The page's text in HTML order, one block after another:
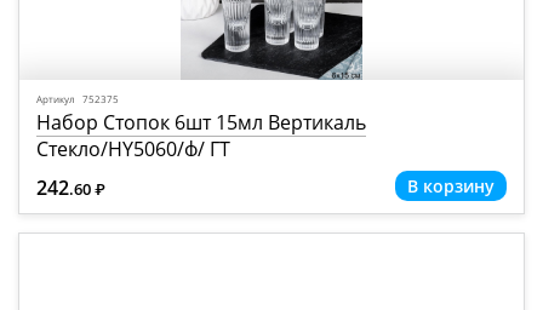
Артикул 752375
Набор Стопок 6шт 15мл Вертикаль
Стекло/HY5060/ф/ ГТ
242.60 Р
=